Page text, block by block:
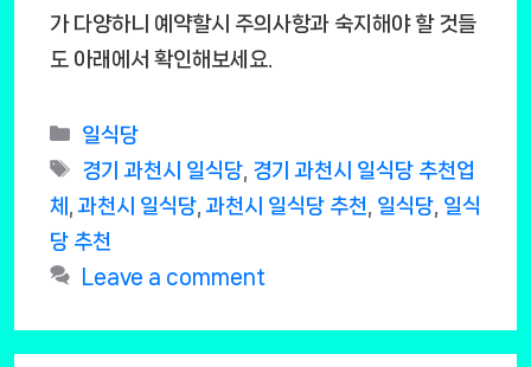
가 다양하니 예약할시 주의사항과 숙지해야 할 것들
도 아래에서 확인해보세요.
Categories
일식당
Tags
경기 과천시 일식당 경기 과천시 일식당 추천업
체
,과천시 일식당 ,과천시 일식당 추천 일식당 일식
당 추천
Leave a comment